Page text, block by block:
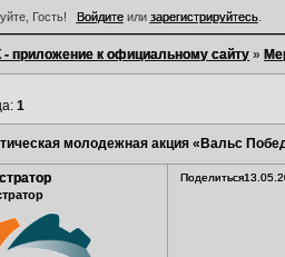
Гость! Войдитеили зарегистрируйтесь.
- приложение к официальному сайту »
молодежная акция «Вальс
1
Поделиться